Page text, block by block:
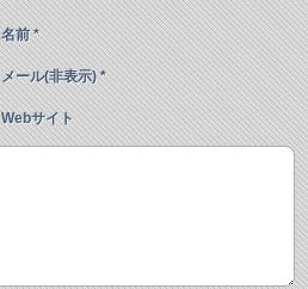
名前 *
メール(非表示) *
Webサイト